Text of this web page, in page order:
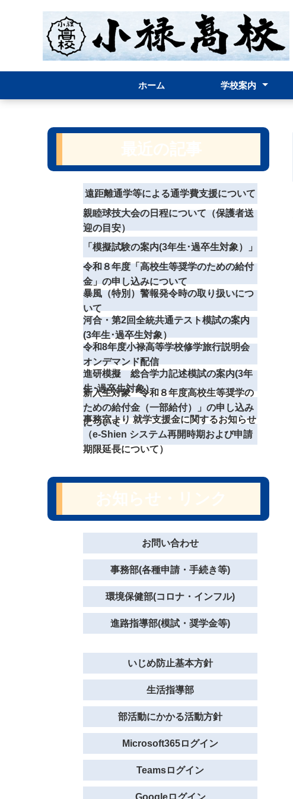
ホーム 学校案内
遠距離通学等による通学費支援について
親睦球技大会の日程について（保護者送
迎の目安）
「模擬試験の案内(3年生･過卒生対象）」
令和８年度「高校生等奨学のための給付
金」の申し込みについて
暴風（特別）警報発令時の取り扱いにつ
いて
河合・第2回全統共通テスト模試の案内
(3年生･過卒生対象）
令和8年度小禄高等学校修学旅行説明会
オンデマンド配信
進研模擬 総合学力記述模試の案内(3年
生･過卒生対象）
新入生対象「令和８年度高校生等奨学の
ための給付金（一部給付）」の申し込み
について
事務室より 就学支援金に関するお知らせ
（e-Shien システム再開時期および申請
期限延長について）
お問い合わせ
事務部(各種申請・手続き等)
環境保健部(コロナ・インフル)
進路指導部(模試・奨学金等)
いじめ防止基本方針
生活指導部
部活動にかかる活動方針
Microsoft365ログイン
Teamsログイン
Googleログイン